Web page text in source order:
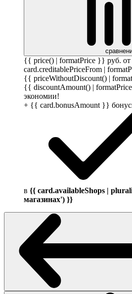
{{ price() | formatPrice }} руб.
card.creditablePriceFrom |
{{ priceWithoutDiscount() |
{{ discountAmount() |
экономии!
+ {{ card.bonusAmount }}
в {{ card.availableShops |
магазинах') }}